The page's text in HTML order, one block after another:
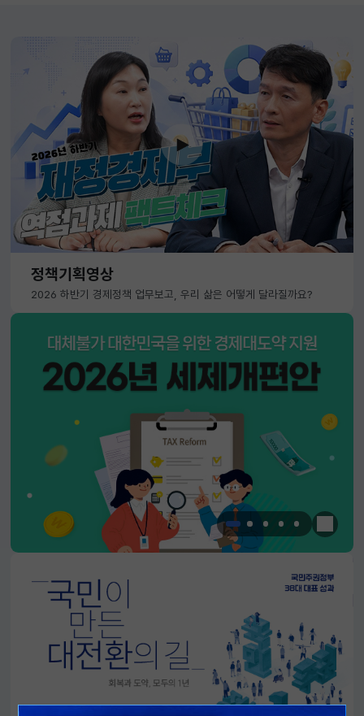
정책기획영상
2026 하반기 경제정책 업무보고, 우리 삶은 어떻게 달라질까요?
한눈에